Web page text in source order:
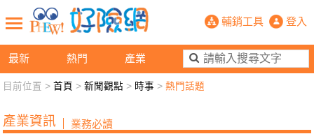
最新 熱門 產業
富邦蔡家兄弟 重登台灣首富-
輔銷工具 登入
新聞觀點 業務交流 好險懂生活
退休先準備 好險學堂 輔銷工具 活動專區
目前位置 >首頁 >新聞觀點 > 時事 >熱門話題
產業資訊 業務必讀